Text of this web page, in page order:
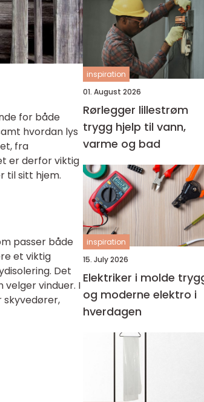
for både
hvordan lys
fra
er derfor viktig
til sitt hjem.
passer både
et viktig
Det
velger vinduer. I
skyvedører,
inspiration
01. August 2026
Rørlegger lillestrøm
trygg hjelp til vann,
varme og bad
inspiration
15. July 2026
Elektriker i molde trygg
og moderne elektro i
hverdagen